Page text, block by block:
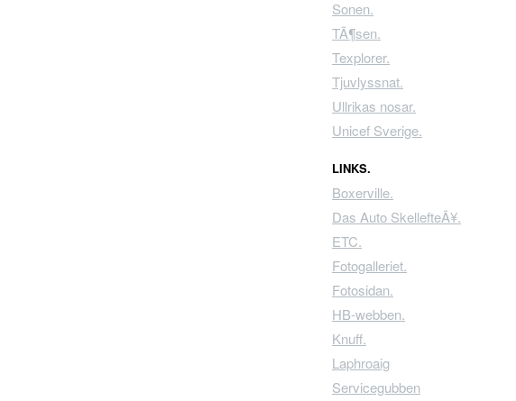
Sonen.
TÃ¶sen.
Texplorer.
Tjuvlyssnat.
Ullrikas nosar.
Unicef Sverige.
LINKS.
Boxerville.
Das Auto SkellefteÃ¥.
ETC.
Fotogalleriet.
Fotosidan.
HB-webben.
Knuff.
Laphroaig
Servicegubben